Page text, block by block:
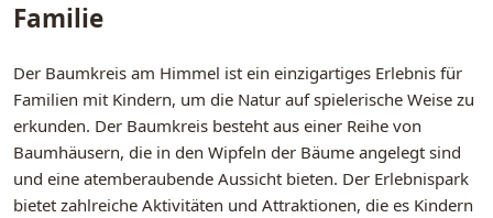
Familie
Der Baumkreis am Himmel ist ein einzigartiges Erlebnis für
Familien mit Kindern, um die Natur auf spielerische Weise zu
erkunden. Der Baumkreis besteht aus einer Reihe von
Baumhäusern, die in den Wipfeln der Bäume angelegt sind
und eine atemberaubende Aussicht bieten. Der Erlebnispark
bietet zahlreiche Aktivitäten und Attraktionen, die es Kindern